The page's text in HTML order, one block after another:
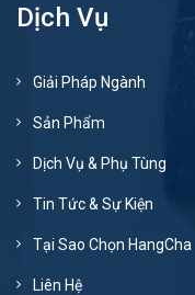
Dịch Vụ
Giải Pháp Ngành
Sản Phẩm
Dịch Vụ & Phụ Tùng
Tin Tức & Sự Kiện
Tại Sao Chọn HangCha
Liên Hệ